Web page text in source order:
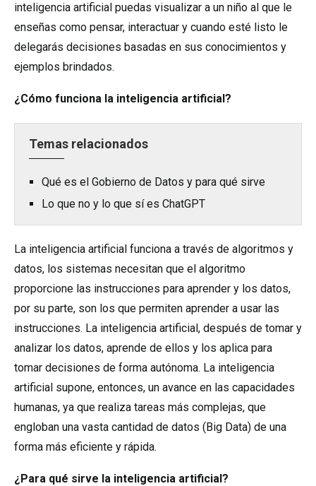
inteligencia artificial puedas visualizar a un niño al que le
enseñas como pensar, interactuar y cuando esté listo le
delegarás decisiones basadas en sus conocimientos y
ejemplos brindados.
¿Cómo funciona la inteligencia artificial?
Temas relacionados
Qué es el Gobierno de Datos y para qué sirve
Lo que no y lo que sí es ChatGPT
La inteligencia artificial funciona a través de algoritmos y
datos, los sistemas necesitan que el algoritmo
proporcione las instrucciones para aprender y los datos,
por su parte, son los que permiten aprender a usar las
instrucciones. La inteligencia artificial, después de tomar y
analizar los datos, aprende de ellos y los aplica para
tomar decisiones de forma autónoma. La inteligencia
artificial supone, entonces, un avance en las capacidades
humanas, ya que realiza tareas más complejas, que
engloban una vasta cantidad de datos (Big Data) de una
forma más eficiente y rápida.
¿Para qué sirve la inteligencia artificial?